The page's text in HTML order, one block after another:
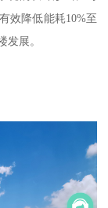
效降低能耗10%至
发展。